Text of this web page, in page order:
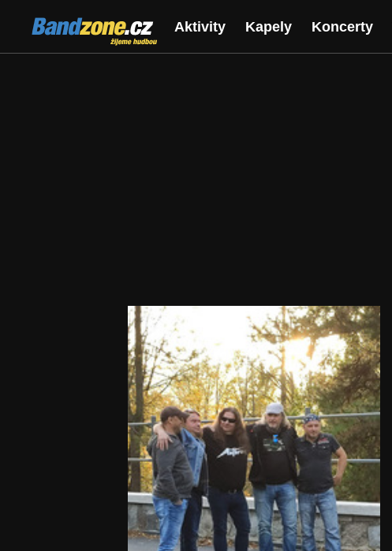
Bandzone.cz
žijeme hudbou
Aktivity Kapely Koncerty